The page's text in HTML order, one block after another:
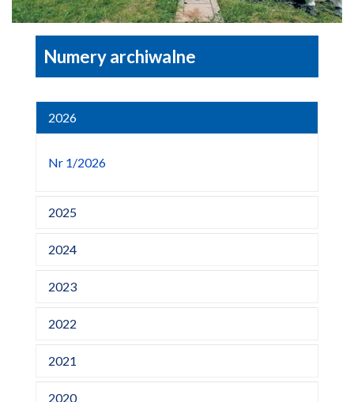
Numery archiwalne
2026
Nr 1/2026
2025
2024
2023
2022
2021
2020